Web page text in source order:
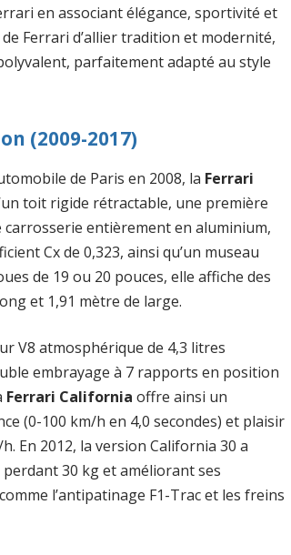
en associant élégance, sportivité et
Ferrari d’allier tradition et modernité,
parfaitement adapté au style
(2009-2017)
de Paris en 2008, la Ferrari
toit rigide rétractable, une première
entièrement en aluminium,
Cx de 0,323, ainsi qu’un museau
de 19 ou 20 pouces, elle affiche des
et 1,91 mètre de large.
V8 atmosphérique de 4,3 litres
embrayage à 7 rapports en position
Ferrari California offre ainsi un
(0-100 km/h en 4,0 secondes) et plaisir
En 2012, la version California 30 a
30 kg et améliorant ses
l’antipatinage F1-Trac et les freins